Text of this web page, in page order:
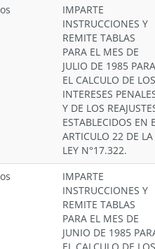
IMPARTE
INSTRUCCIONES Y
REMITE TABLAS
PARA EL MES DE
JULIO DE 1985 PARA
EL CALCULO DE LOS
INTERESES
Y DE LOS
ESTABLECIDOS EN
ARTICULO 22 DE LA
LEY N°17.322.
IMPARTE
INSTRUCCIONES Y
REMITE TABLAS
PARA EL MES DE
JUNIO DE 1985